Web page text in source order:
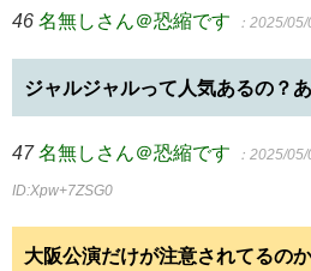
46 名無しさん＠恐縮です ：2025/
ジャルジャルって人気あるの？
47 名無しさん＠恐縮です ：2025/
ID:Xpw+7ZSG0
大阪公演だけが注意されてるの